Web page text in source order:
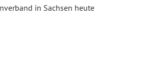
in Sachsen heute